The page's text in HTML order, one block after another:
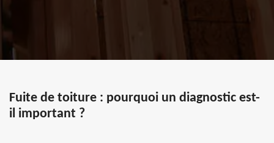
Fuite de toiture : pourquoi un diagnostic est-
il important ?